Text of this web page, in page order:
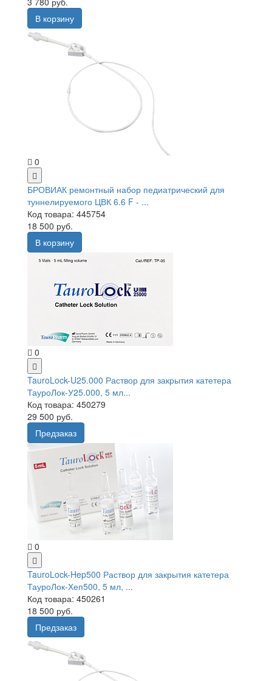
В корзину
0
БРОВИАК ремонтный набор педиатрический для
туннелируемого ЦВК 6.6 F - ...
Код товара: 445754
18 500 руб.
В корзину
0
TauroLock-U25.000 Раствор для закрытия катетера
ТауроЛок-У25.000, 5 мл...
Код товара: 450279
29 500 руб.
Предзаказ
0
TauroLock-Hep500 Раствор для закрытия катетера
ТауроЛок-Хеп500, 5 мл, ...
Код товара: 450261
18 500 руб.
Предзаказ